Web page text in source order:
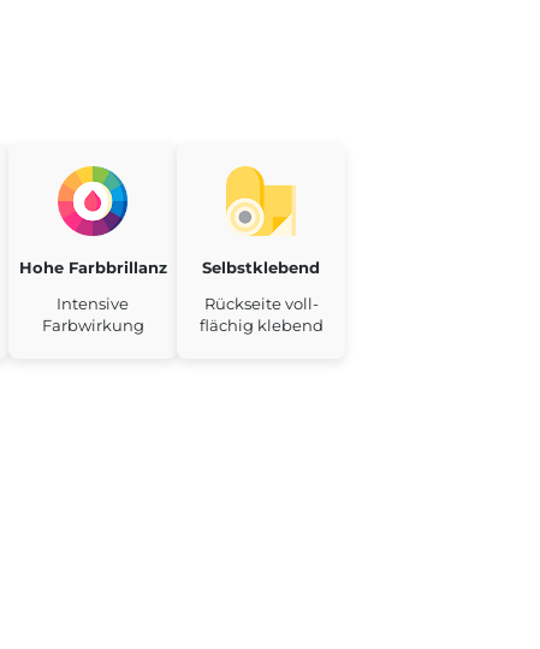
Hohe Farbbrillanz
Intensive
Farbwirkung
Selbstklebend
Rückseite voll-
flächig klebend